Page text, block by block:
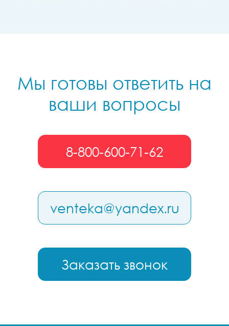
Мы готовы ответить на
ваши вопросы
8-800-600-71-62
venteka@yandex.ru
Заказать звонок